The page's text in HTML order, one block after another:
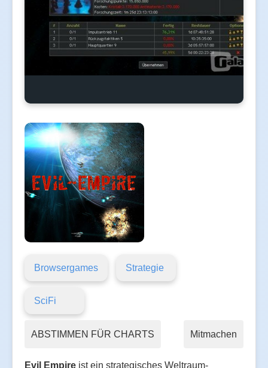
Browsergames Strategie
SciFi
ABSTIMMEN FÜR CHARTS Mitmachen
Evil Empire ist ein strategisches Weltraum-